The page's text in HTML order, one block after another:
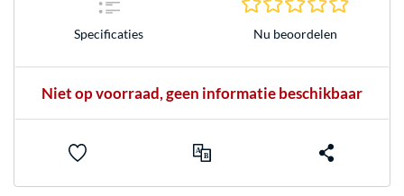
Specificaties Nu beoordelen
Niet op voorraad, geen informatie beschikbaar